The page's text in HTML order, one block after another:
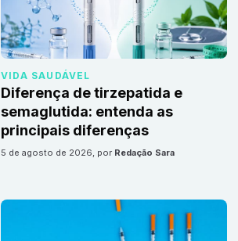
VIDA SAUDÁVEL
Diferença de tirzepatida e
semaglutida: entenda as
principais diferenças
5 de agosto de 2026, por Redação Sara